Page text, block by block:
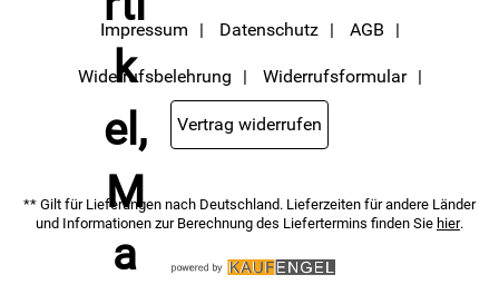
Lindestraat 58,
Impressum Datenschutz AGB
Widerrufsbelehrung Widerrufsformular
Vertrag widerrufen
** Gilt für Lieferungen nach Deutschland. Lieferzeiten für andere Länder
und Informationen zur Berechnung des Liefertermins finden Sie hier.